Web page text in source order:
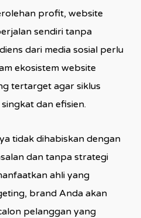
profit, website
sendiri tanpa
dari media sosial perlu
ekosistem website
tertarget agar siklus
dan efisien.
tidak dihabiskan dengan
dan tanpa strategi
ahli yang
brand Anda akan
pelanggan yang